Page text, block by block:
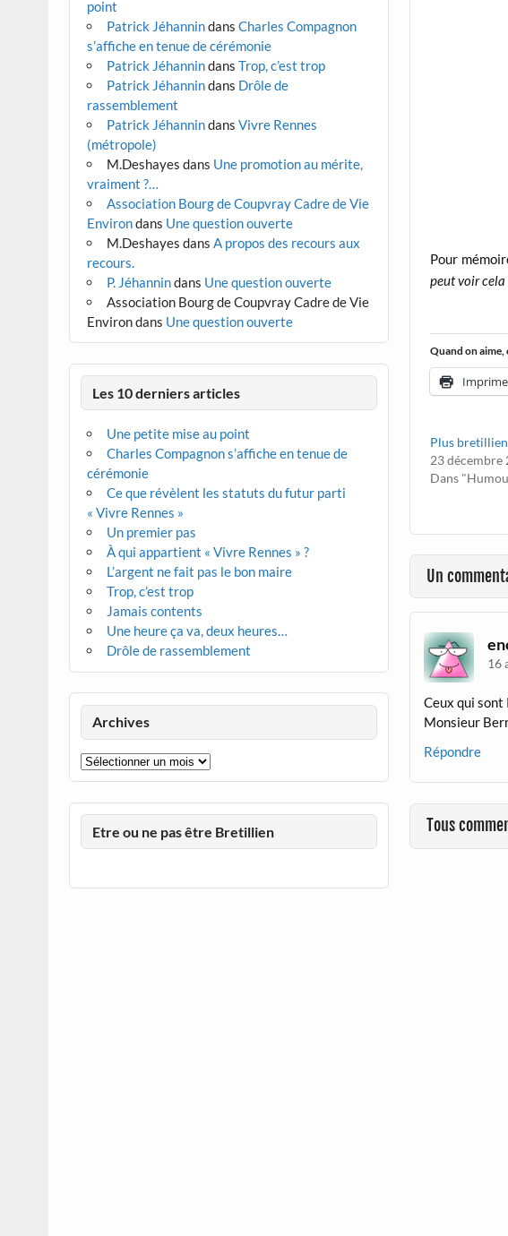
Pour
peut voir
Quand on aime,
Plus
23 décembre
Dans
Un
16
Ceux qui
Monsieur
Répondre
Tous
point
Patrick Jéhannindans Charles Compagnon
s’affiche en tenue de cérémonie
Patrick Jéhannindans Trop, c’est trop
Patrick Jéhannindans Drôle de
rassemblement
Patrick Jéhannindans Vivre Rennes
(métropole)
M.Deshayes dans Une promotion au mérite,
vraiment ?…
Association Bourg de Coupvray Cadre de Vie
Environdans Une question ouverte
M.Deshayes dans A propos des recours aux
recours.
P. Jéhannindans Une question ouverte
Association Bourg de Coupvray Cadre de Vie
Environdans Une question ouverte
Les 10 derniers articles
Une petite mise au point
Charles Compagnon s’affiche en tenue de
cérémonie
Ce que révèlent les statuts du futur parti
« Vivre Rennes »
Un premier pas
À qui appartient « Vivre Rennes » ?
L’argent ne fait pas le bon maire
Trop, c’est trop
Jamais contents
Une heure ça va, deux heures…
Drôle de rassemblement
Archives
Archives
Etre ou ne pas être Bretillien